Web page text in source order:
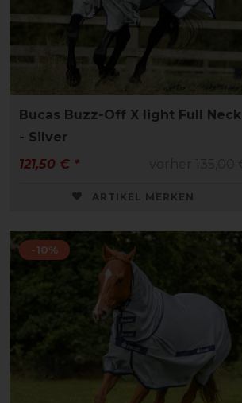
Bucas Buzz-Off X light Full Neck
- Silver
121,50 € *
ARTIKEL MERKEN
-10%